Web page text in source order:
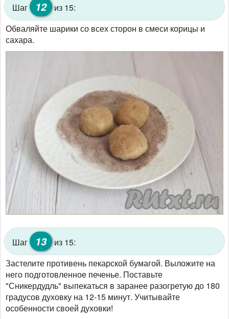
Шаг 12 из 15:
Обваляйте шарики со всех сторон в смеси корицы и
сахара.
Шаг 13 из 15:
Застелите противень пекарской бумагой. Выложите на
него подготовленное печенье. Поставьте
"Сникердудль" выпекаться в заранее разогретую до 180
градусов духовку на 12-15 минут. Учитывайте
особенности своей духовки!